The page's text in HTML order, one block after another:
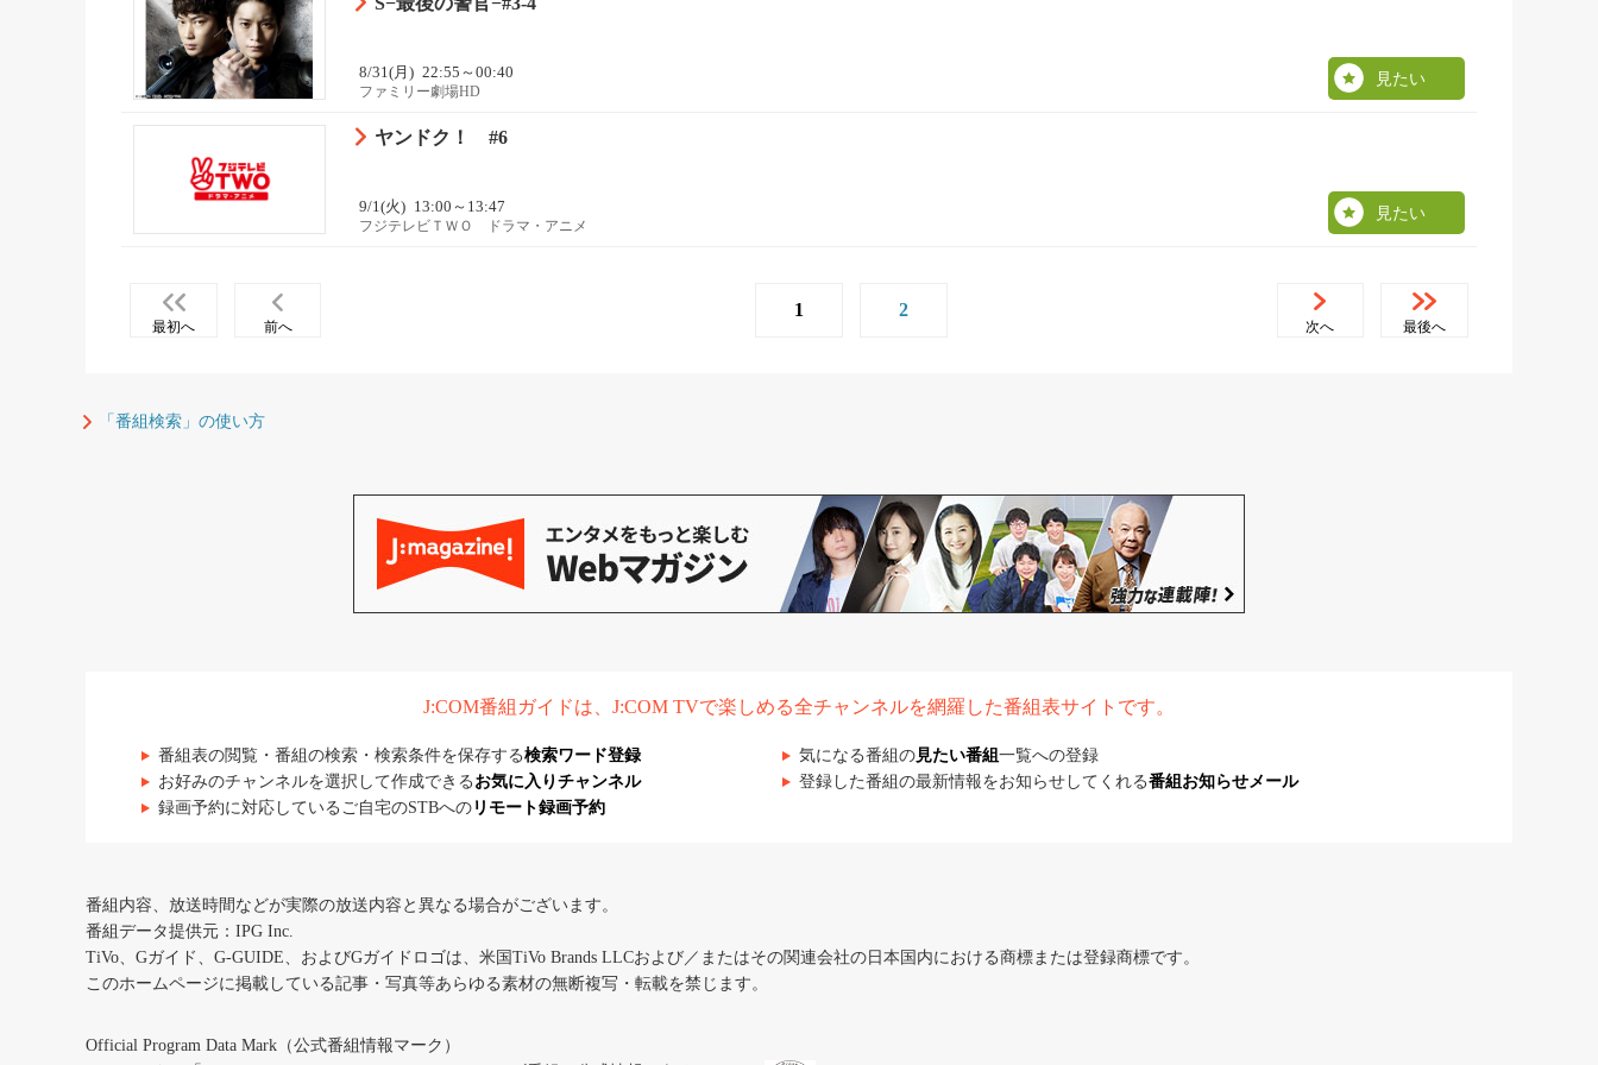
8/31(月) 22:55～00:40
ファミリー劇場HD
見たい
ヤンドク！ #6
9/1(火) 13:00～13:47
フジテレビＴＷＯ ドラマ・アニメ
見たい
最初へ 前へ
1 2
次へ 最後へ
「番組検索」の使い方
J:COM番組ガイドは、J:COM TVで楽しめる全チャンネルを網羅した番組表サイトです。
番組表の閲覧・番組の検索・検索条件を保存する検索ワード登録 気になる番組の見たい番組 一覧への登録
お好みのチャンネルを選択して作成できる お気に入りチャンネル 登録した番組の最新情報をお知らせしてくれる番組お知らせメール
録画予約に対応しているご自宅のSTBへの リモート録画予約
番組内容、放送時間などが実際の放送内容と異なる場合がございます。
番組データ提供元：IPG Inc.
TiVo、Gガイド、G-GUIDE、およびGガイドロゴは、米国TiVo Brands LLCおよび／またはその関連会社の日本国内における商標または登録商標です。
このホームページに掲載している記事・写真等あらゆる素材の無断複写・転載を禁じます。
Official Program Data Mark（公式番組情報マーク）